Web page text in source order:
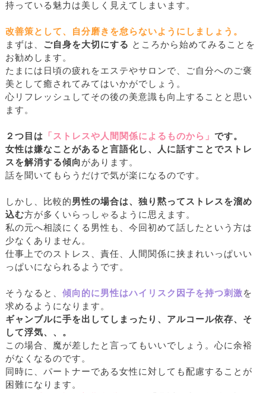
持っている魅力は美しく見えてしまいます。
改善策として、自分磨きを怠らないようにしましょう。
まずは、 ご自身を大切にする ところから始めてみることを
お勧めします。
たまには日頃の疲れをエステやサロンで、ご自分へのご褒
美として癒されてみてはいかがでしょう。
心リフレッシュしてその後の美意識も向上することと思い
ます。
２つ目は 「ストレスや人間関係によるものから」 です。
女性は嫌なことがあると言語化し、人に話すことでストレ
スを解消する傾向があります。
話を聞いてもらうだけで気が楽になるのです。
しかし、比較的男性の場合は、独り黙ってストレスを溜め
込む方が多くいらっしゃるように思えます。
私の元へ相談にくる男性も、今回初めて話したという方は
少なくありません。
仕事上でのストレス、責任、人間関係に挟まれいっぱいい
っぱいになられるようです。
そうなると、 傾向的に男性はハイリスク因子を持つ刺激を
求めるようになります。
ギャンブルに手を出してしまったり、アルコール依存、そ
して浮気、、。
この場合、魔が差したと言ってもいいでしょう。心に余裕
がなくなるのです。
同時に、パートナーである女性に対しても配慮することが
困難になります。